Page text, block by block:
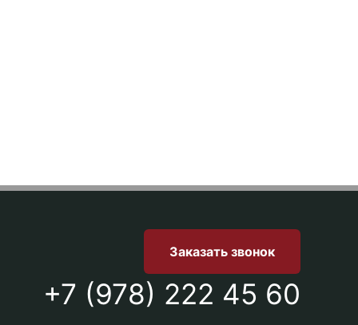
Заказать звонок
+7 (978) 222 45 60